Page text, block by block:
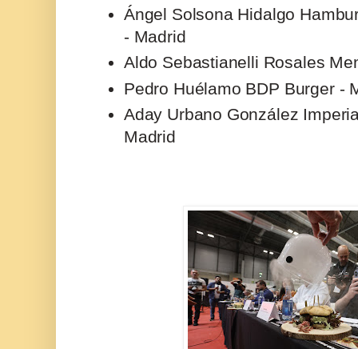
Ángel Solsona Hidalgo
- Madrid
Aldo Sebastianelli Rosales
Pedro Huélamo BDP Burger -
Aday Urbano González
Madrid